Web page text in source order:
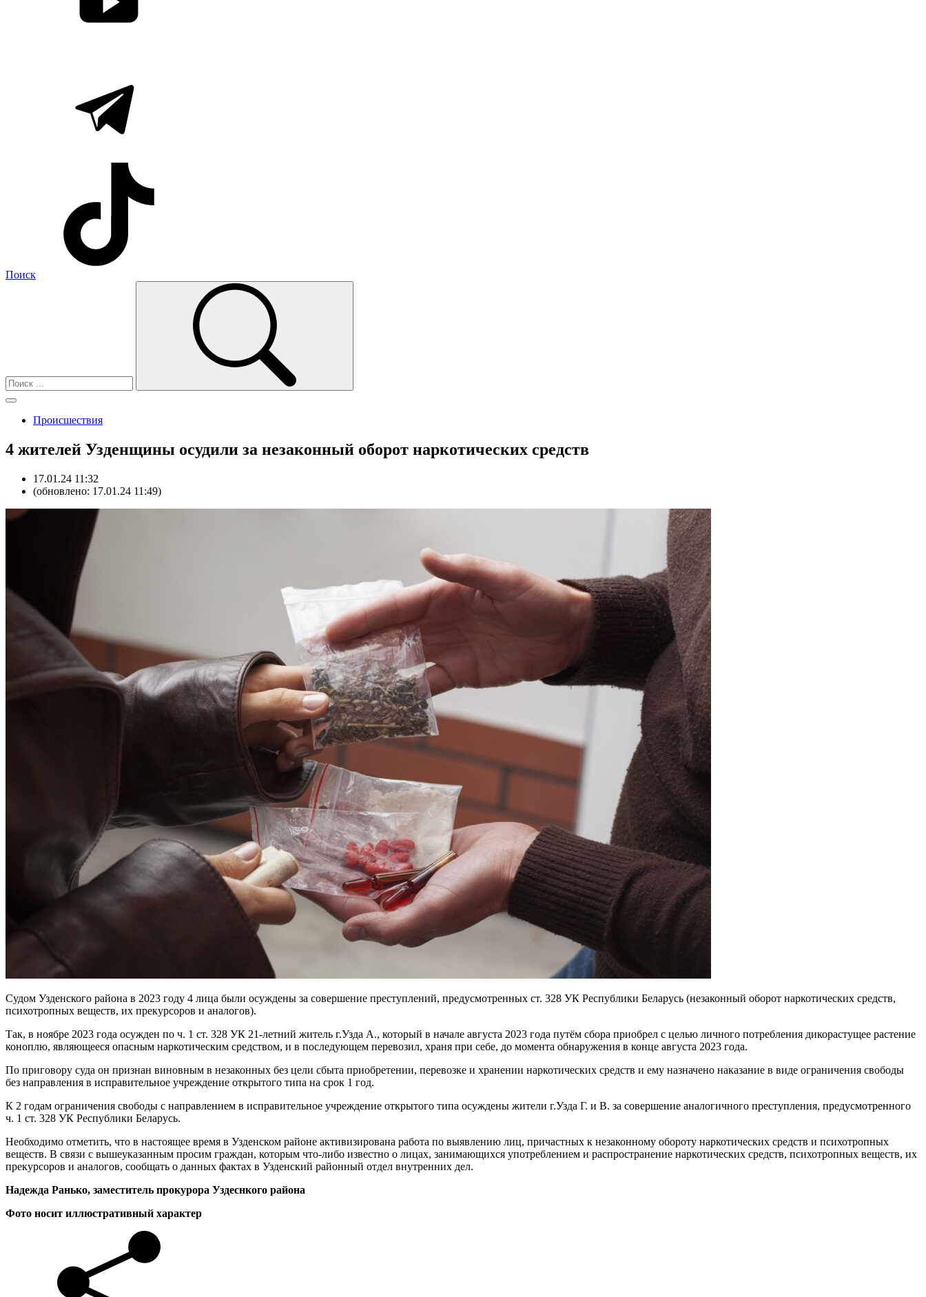
Поиск
Происшествия
4 жителей Узденщины осудили за незаконный оборот наркотических средств
17.01.24 11:32
(обновлено: 17.01.24 11:49)
Судом Узденского района в 2023 году 4 лица были осуждены за совершение преступлений, предусмотренных ст. 328 УК Республики Беларусь (незаконный оборот наркотических средств,
психотропных веществ, их прекурсоров и аналогов).
Так, в ноябре 2023 года осужден по ч. 1 ст. 328 УК 21-летний житель г.Узда А., который в начале августа 2023 года путём сбора приобрел с целью личного потребления дикорастущее растение
коноплю, являющееся опасным наркотическим средством, и в последующем перевозил, храня при себе, до момента обнаружения в конце августа 2023 года.
По приговору суда он признан виновным в незаконных без цели сбыта приобретении, перевозке и хранении наркотических средств и ему назначено наказание в виде ограничения свободы
без направления в исправительное учреждение открытого типа на срок 1 год.
К 2 годам ограничения свободы с направлением в исправительное учреждение открытого типа осуждены жители г.Узда Г. и В. за совершение аналогичного преступления, предусмотренного
ч. 1 ст. 328 УК Республики Беларусь.
Необходимо отметить, что в настоящее время в Узденском районе активизирована работа по выявлению лиц, причастных к незаконному обороту наркотических средств и психотропных
веществ. В связи с вышеуказанным просим граждан, которым что-либо известно о лицах, занимающихся употреблением и распространение наркотических средств, психотропных веществ, их
прекурсоров и аналогов, сообщать о данных фактах в Узденский районный отдел внутренних дел.
Надежда Ранько, заместитель прокурора Уздеснкого района
Фото носит иллюстративный характер